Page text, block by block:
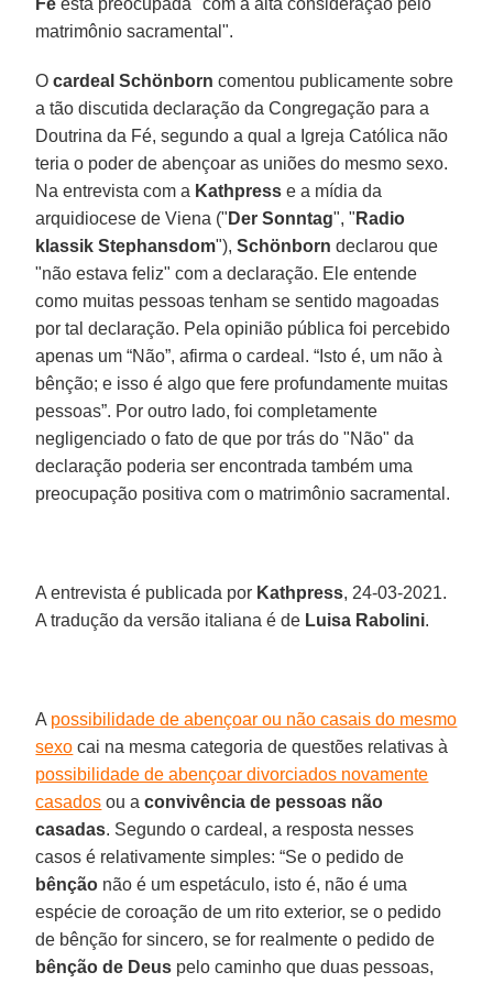
matrimônio sacramental".
Ocardeal Schönborn comentou publicamente sobre
a tão discutida declaração da Congregação para a
Doutrina da Fé, segundo a qual a Igreja Católica não
teria o poder de abençoar as uniões do mesmo sexo.
Na entrevista com a Kathpress e a mídia da
arquidiocese de Viena (" Der Sonntag", " Radio
klassik Stephansdom"),Schönborn declarou que
"não estava feliz" com a declaração. Ele entende
como muitas pessoas tenham se sentido magoadas
por tal declaração. Pela opinião pública foi percebido
apenas um “Não”, afirma o cardeal. “Isto é, um não à
bênção; e isso é algo que fere profundamente muitas
pessoas”. Por outro lado, foi completamente
negligenciado o fato de que por trás do "Não" da
declaração poderia ser encontrada também uma
preocupação positiva com o matrimônio sacramental.
A entrevista é publicada por Kathpress, 24-03-2021.
A tradução da versão italiana é de Luisa Rabolini.
A possibilidade de abençoar ou não casais do mesmo
sexo cai na mesma categoria de questões relativas à
possibilidade de abençoar divorciados novamente
casados ou aconvivência de pessoas não
casadas. Segundo o cardeal, a resposta nesses
casos é relativamente simples: “Se o pedido de
bênção não é um espetáculo, isto é, não é uma
espécie de coroação de um rito exterior, se o pedido
de bênção for sincero, se for realmente o pedido de
bênção de Deus pelo caminho que duas pessoas,